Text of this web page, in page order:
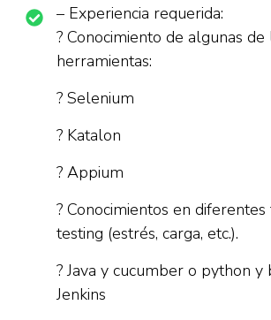
– Experiencia requerida:
? Conocimiento de algunas de
herramientas:
? Selenium
? Katalon
? Appium
? Conocimientos en diferentes
testing (estrés, carga, etc.).
? Java y cucumber o python y
Jenkins